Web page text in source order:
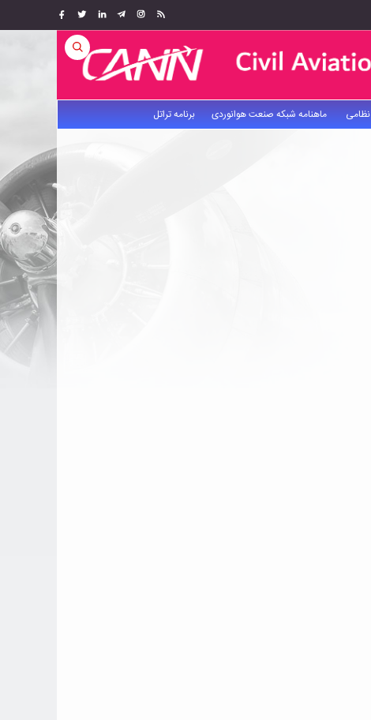
نظامی ماهنامه شبکه صنعت هوانوردی برنامه تراتل